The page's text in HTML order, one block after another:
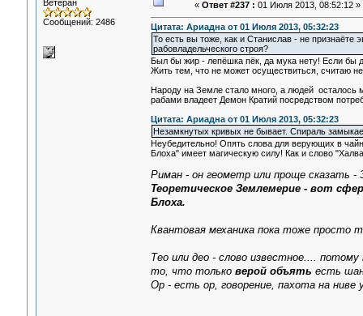
Ветеран
Сообщений: 2486
« Ответ #237 : 01 Июля 2013, 08:52:12 »
Цитата: Ариадна от 01 Июля 2013, 05:32:23
То есть вы тоже, как и Станислав - не
рабовладельческого строя?
Был бы жир - лепёшка пёк, да мука нету! Если бы
Жить тем, что не может осуществиться, считаю
Народу на Земле стало много, а людей осталось
рабами владеет Демон Кратий посредством
Цитата: Ариадна от 01 Июля 2013, 05:32:23
Незамкнутых кривых не бывает. Спираль
Неубедительно! Опять слова для верующих в
Блоха" имеет магическую силу! Как и слово
Риман - он геометр или проще
Теоретическое Землемерие - вот
Блоха.
Квантовая механика пока тоже просто
Тео или део - слово известное....
то, что тольковерой объять есть
Ор - есть ор, говорение, пахота на ниве